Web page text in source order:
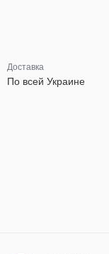
Доставка
По всей Украине